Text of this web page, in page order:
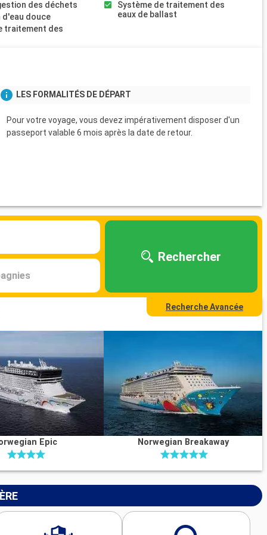
des déchets
douce
traitement des
Système de traitement des
eaux de ballast
LES FORMALITÉS DE DÉPART
Pour votre voyage, vous devez impérativement disposer d'un
passeport valable 6 mois après la date de retour.
Rechercher
Recherche Avancée
Epic Norwegian Breakaway